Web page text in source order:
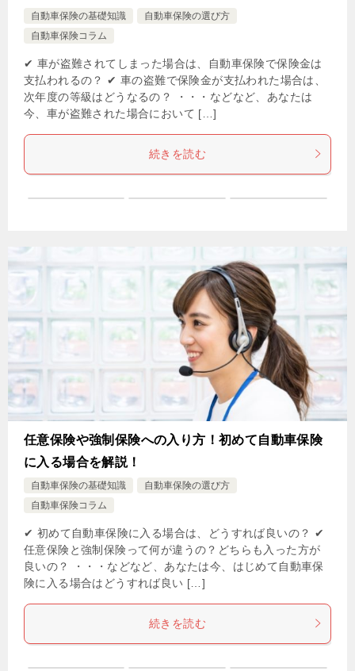
自動車保険の基礎知識
自動車保険の選び方
自動車保険コラム
✔ 車が盗難されてしまった場合は、自動車保険で保険金は
支払われるの？ ✔ 車の盗難で保険金が支払われた場合は、
次年度の等級はどうなるの？ ・・・などなど、あなたは
今、車が盗難された場合において […]
続きを読む
任意保険や強制保険への入り方！初めて自動車保険
に入る場合を解説！
自動車保険の基礎知識
自動車保険の選び方
自動車保険コラム
✔ 初めて自動車保険に入る場合は、どうすれば良いの？ ✔
任意保険と強制保険って何が違うの？どちらも入った方が
良いの？ ・・・などなど、あなたは今、はじめて自動車保
険に入る場合はどうすれば良い […]
続きを読む